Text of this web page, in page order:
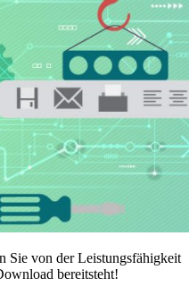
Sie von der Leistungsfähigkeit
bereitsteht!